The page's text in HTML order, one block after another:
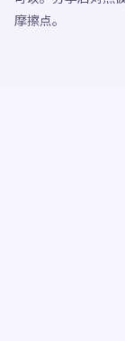
摩擦点。